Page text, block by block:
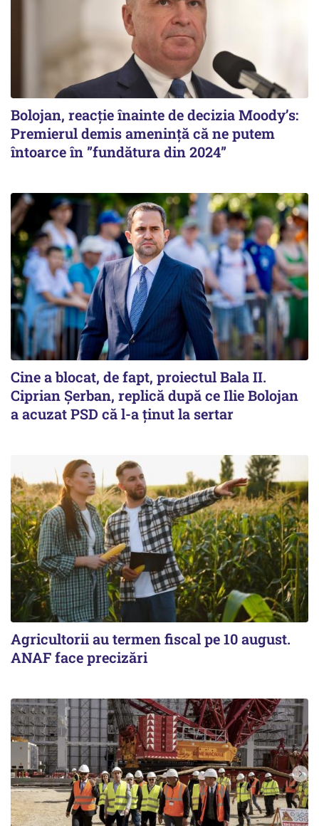
Bolojan, reacție înainte de decizia Moody’s:
Premierul demis amenință că ne putem
întoarce în ”fundătura din 2024”
Cine a blocat, de fapt, proiectul Bala II.
Ciprian Șerban, replică după ce Ilie Bolojan
a acuzat PSD că l-a ținut la sertar
Agricultorii au termen fiscal pe 10 august.
ANAF face precizări